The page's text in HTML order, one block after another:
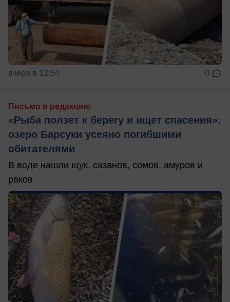
вчера в 12:54 0
Письмо в редакцию
«Рыба ползет к берегу и ищет спасения»:
озеро Барсуки усеяно погибшими
обитателями
В воде нашли щук, сазанов, сомов, амуров и
раков